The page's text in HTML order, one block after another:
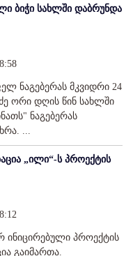
ბიჭი სახლში დაბრუნდა
ნაგებერას მკვიდრი 24
ორი დღის წინ სახლში
ნაგებერას
...
„ილი“-ს პროექტის
ინიცირებული პროექტის
გაიმართა.